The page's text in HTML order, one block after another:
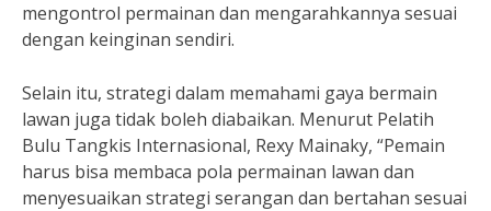
mengontrol permainan dan mengarahkannya sesuai
dengan keinginan sendiri.
Selain itu, strategi dalam memahami gaya bermain
lawan juga tidak boleh diabaikan. Menurut Pelatih
Bulu Tangkis Internasional, Rexy Mainaky, “Pemain
harus bisa membaca pola permainan lawan dan
menyesuaikan strategi serangan dan bertahan sesuai